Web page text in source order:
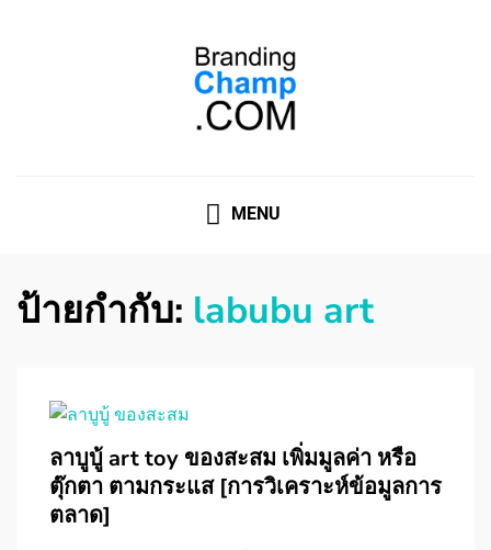
MENU
ป้ายกำกับ: labubu art
ลาบูบู้ art toy ของสะสม เพิ่มมูลค่า หรือ
ตุ๊กตา ตามกระแส [การวิเคราะห์ข้อมูลการ
ตลาด]